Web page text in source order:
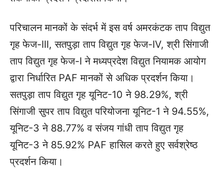
परिचालन मानकों के संदर्भ में इस वर्ष अमरकंटक ताप विद्युत
गृह फेज-III, सतपुड़ा ताप विद्युत गृह फेज-IV, श्री सिंगाजी
ताप विद्युत गृह फेज-I ने मध्यप्रदेश विद्युत नियामक आयोग
द्वारा निर्धारित PAF मानकों से अधिक प्रदर्शन किया।
सतपुड़ा ताप विद्युत गृह यूनिट-10 ने 98.29%, श्री
सिंगाजी सुपर ताप विद्युत परियोजना यूनिट-1 ने 94.55%,
यूनिट-3 ने 88.77% व संजय गांधी ताप विद्युत गृह
यूनिट-3 ने 85.92% PAF हासिल करते हुए सर्वश्रेष्ठ
प्रदर्शन किया।